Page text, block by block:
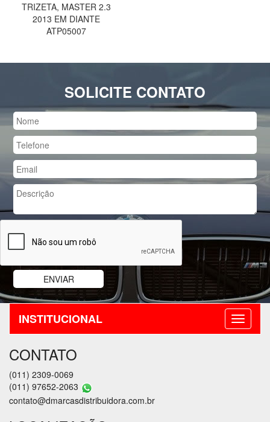
TRIZETA, MASTER 2.3
2013 EM DIANTE
ATP05007
SOLICITE CONTATO
INSTITUCIONAL
CONTATO
(011) 2309-0069
(011) 97652-2063
contato@dmarcasdistribuidora.com.br